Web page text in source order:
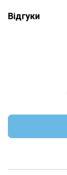
Відгуки